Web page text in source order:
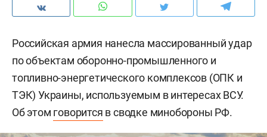
Российская армия нанесла массированный удар
по объектам оборонно-промышленного и
топливно-энергетического комплексов (ОПК и
ТЭК) Украины, используемым в интересах ВСУ.
Об этом говорится в сводке минобороны РФ.